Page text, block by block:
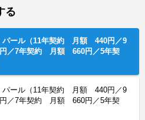
る
パール（11年契約 月額 440円／9
／7年契約 月額 660円／5年契
パール（11年契約 月額 440円／9
／7年契約 月額 660円／5年契